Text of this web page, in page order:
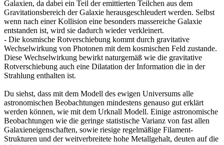
Galaxien, da dabei ein Teil der emittierten Teilchen aus dem
Gravitationsbereich der Galaxie herausgeschleudert werden. Selbst
wenn nach einer Kollision eine besonders massereiche Galaxie
entstanden ist, wird sie dadurch wieder verkleinert.
- Die kosmische Rotverschiebung kommt durch gravitative
Wechselwirkung von Photonen mit dem kosmischen Feld zustande.
Diese Wechselwirkung bewirkt naturgemäß wie die gravitative
Rotverschiebung auch eine Dilatation der Information die in der
Strahlung enthalten ist.
Du siehst, dass mit dem Modell des ewigen Universums alle
astronomischen Beobachtungen mindestens genauso gut erklärt
werden können, wie mit dem Urknall Modell. Einige astronomische
Beobachtungen wie die geringe statistische Varianz von fast allen
Galaxieneigenschaften, sowie riesige regelmäßige Filament-
Strukturen und der weitverbreitete hohe Metallgehalt, deuten auf die